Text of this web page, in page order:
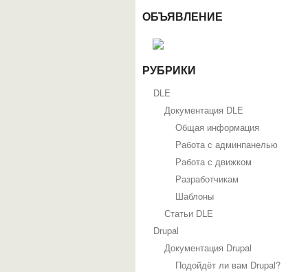
ОБЪЯВЛЕНИЕ
РУБРИКИ
DLE
Документация DLE
Общая информация
Работа с админпанелью
Работа с движком
Разработчикам
Шаблоны
Статьи DLE
Drupal
Документация Drupal
Подойдёт ли вам Drupal?